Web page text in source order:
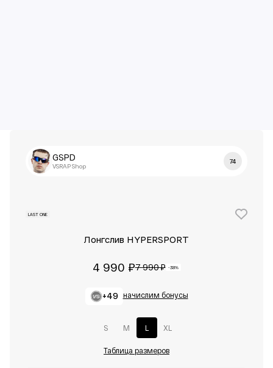
GSPD
VSRAP Shop
74
LAST ONE
Лонгслив HYPERSPORT
4 990 ₽7 990 ₽ -38%
+49 начислим бонусы
S M L XL
Таблица размеров